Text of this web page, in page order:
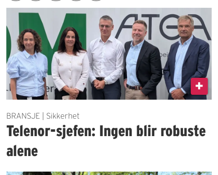
BRANSJE | Sikkerhet
Telenor-sjefen: Ingen blir robuste
alene